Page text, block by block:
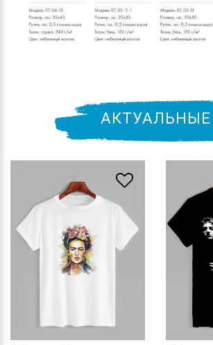
АКТУАЛЬНЫЕ